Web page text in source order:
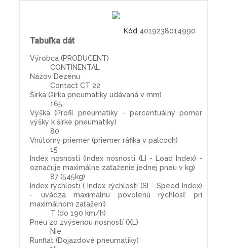
Kód 4019238014990
Tabuľka dát
Výrobca (PRODUCENT)
CONTINENTAL
Názov Dezénu
Contact CT 22
Šírka (šírka pneumatiky udávaná v mm)
165
Výška (Profil pneumatiky - percentuálny pomer
výšky k šírke pneumatiky)
80
Vnútorný priemer (priemer ráfika v palcoch)
15
Index nosnosti (Index nosnosti (LI - Load Index) -
označuje maximálne zaťaženie jednej pneu v kg)
87 (545kg)
Index rýchlosti ( Index rýchlosti (SI - Speed Index)
- uvádza maximálnu povolenú rýchlosť pri
maximálnom zaťažení)
T (do 190 km/h)
Pneu zo zvýšenou nosností (XL)
Nie
Runflat (Dojazdové pneumatiky)